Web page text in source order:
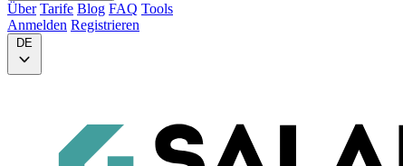
Über Tarife Blog FAQ Tools
Anmelden Registrieren
DE